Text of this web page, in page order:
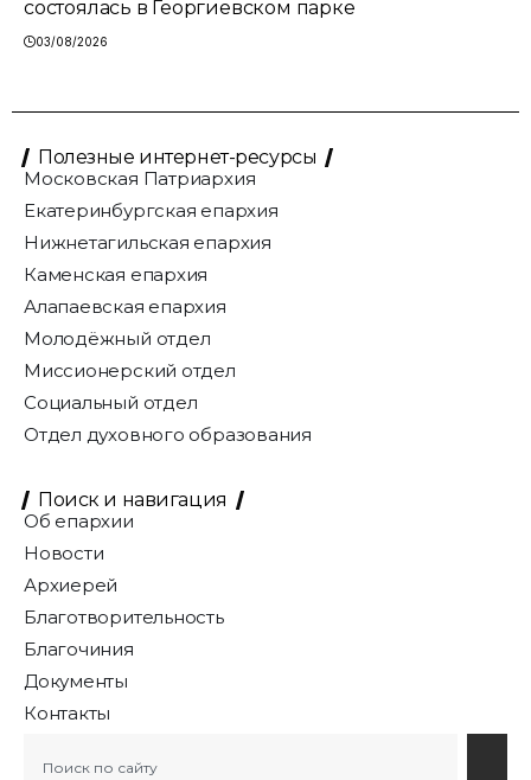
состоялась в Георгиевском парке
03/08/2026
Полезные интернет-ресурсы
Московская Патриархия
Екатеринбургская епархия
Нижнетагильская епархия
Каменская епархия
Алапаевская епархия
Молодёжный отдел
Миссионерский отдел
Социальный отдел
Отдел духовного образования
Поиск и навигация
Об епархии
Новости
Архиерей
Благотворительность
Благочиния
Документы
Контакты